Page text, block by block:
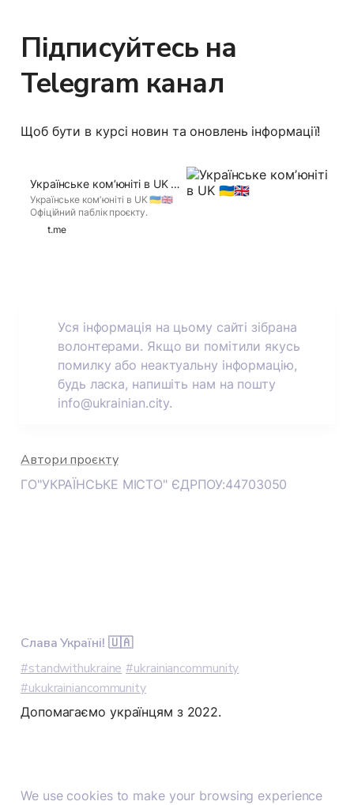
Підписуйтесь на
Telegram канал
Щоб бути в курсі новин та оновлень інформації!
Українське комʼюніті в UK 🇺🇦🇬🇧
Українське комʼюніті в UK 🇺🇦🇬🇧
Офіційний паблік проєкту.
Актуальна інформація для всіх,
t.me
Уся інформація на цьому сайті зібрана
волонтерами. Якщо ви помітили якусь
помилку або неактуальну інформацію,
будь ласка, напишіть нам на пошту
info@ukrainian.city.
Автори проєкту
ГО"УКРАЇНСЬКЕ МІСТО" ЄДРПОУ:44703050
Слава Україні! 🇺🇦
#standwithukraine #ukrainiancommunity
#ukukrainiancommunity
Допомагаємо українцям з 2022.
We use cookies to make your browsing experience